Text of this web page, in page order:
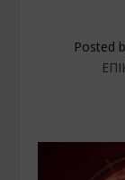
Posted